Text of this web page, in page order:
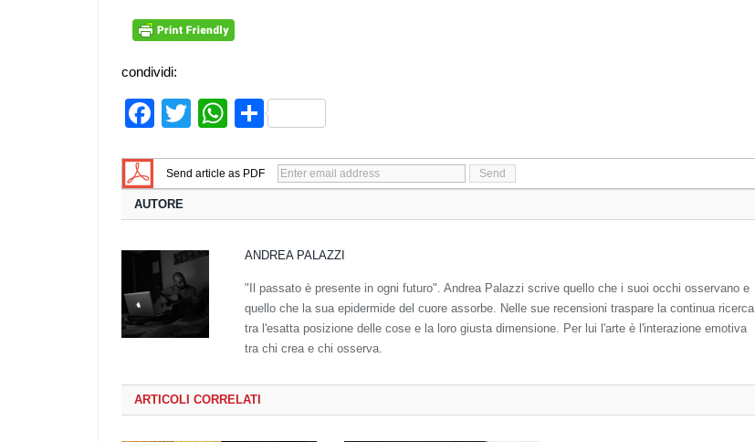
condividi:
Facebook
TwitterWhatsApp
Share
Send article as PDF
AUTORE
ANDREA PALAZZI
"Il passato è presente in ogni futuro". Andrea Palazzi scrive quello che i suoi occhi osservano e
quello che la sua epidermide del cuore assorbe. Nelle sue recensioni traspare la continua ricerca
tra l'esatta posizione delle cose e la loro giusta dimensione. Per lui l'arte è l'interazione emotiva
tra chi crea e chi osserva.
ARTICOLI CORRELATI